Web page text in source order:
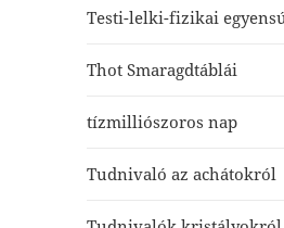
Testi-lelki-fizikai
Thot Smaragdtáblái
tízmilliószoros nap
Tudnivaló az achátokról